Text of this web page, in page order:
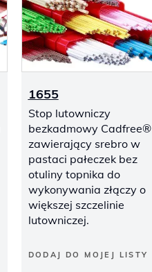
1655
Stop lutowniczy
bezkadmowy Cadfree®
zawierający srebro w
pastaci pałeczek bez
otuliny topnika do
wykonywania złączy o
większej szczelinie
lutowniczej.
DODAJ DO MOJEJ LISTY